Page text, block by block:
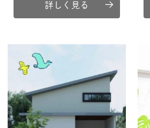
詳しく見る